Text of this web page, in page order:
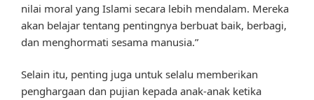
nilai moral yang Islami secara lebih mendalam. Mereka
akan belajar tentang pentingnya berbuat baik, berbagi,
dan menghormati sesama manusia.”
Selain itu, penting juga untuk selalu memberikan
penghargaan dan pujian kepada anak-anak ketika